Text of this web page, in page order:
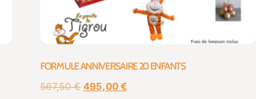
FORMULE ANNIVERSAIRE 20 ENFANTS
567,50€ 495,00€